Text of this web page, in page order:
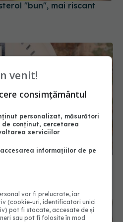
"bun", mai riscant
ne protejăm inima și
ceasului
venit!
consimțământul
personalizat, măsurători
conținut, cercetarea
serviciilor
informațiilor de pe
vor fi prelucrate, iar
(cookie-uri, identificatori unici
pot fi stocate, accesate de și
sau pot fi folosite în mod